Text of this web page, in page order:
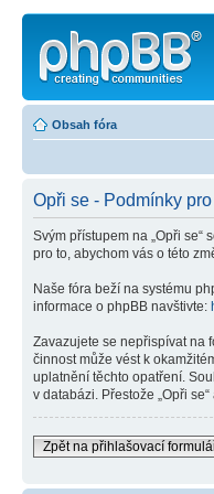
Obsah fóra
Opři se - Podmínky
Svým přístupem na „Opři
pro to, abychom vás o této
Naše fóra beží na systému
informace o phpBB navštivte:
Zavazujete se nepřispívat na
činnost může vést k
uplatnění těchto opatření.
v databázi. Přestože „Opři
Zpět na přihlašovací